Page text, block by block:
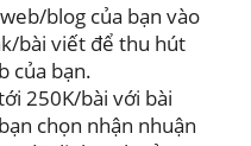
blog của bạn vào
bài viết để thu hút
của bạn.
250K/bài với bài
chọn nhận nhuận